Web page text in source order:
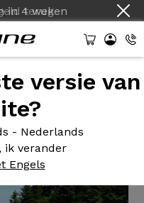
in4 weken
versie van
- Nederlands
ik verander
Engels
Ardéchoise :
: